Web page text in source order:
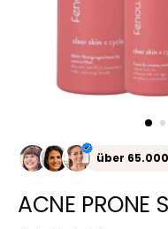
über
ACNE PRONE